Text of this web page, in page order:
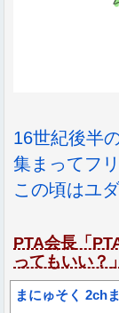
16世紀後半
集まってフ
この頃はユ
PTA会長「
ってもいい？」
まにゅそく 2ch